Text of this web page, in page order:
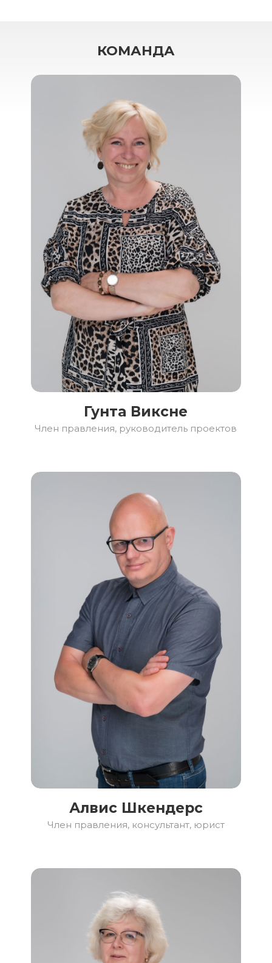
КОМАНДА
Гунта Виксне
Член правления, руководитель проектов
Алвис Шкендерс
Член правления, консультант, юрист